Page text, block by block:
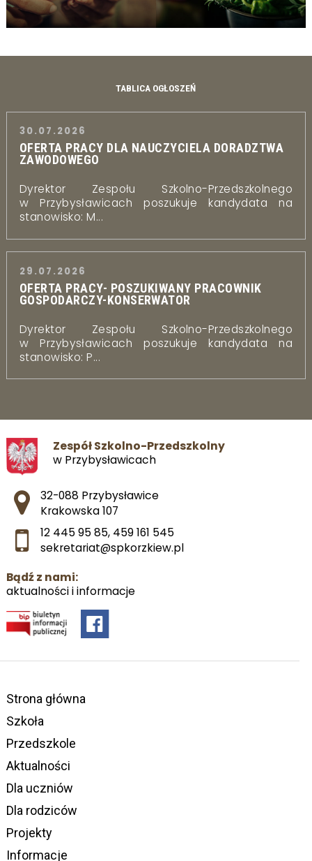
TABLICA OGŁOSZEŃ
30.07.2026
OFERTA PRACY DLA NAUCZYCIELA DORADZTWA
ZAWODOWEGO
Dyrektor Zespołu Szkolno-Przedszkolnego
w Przybysławicach poszukuje kandydata na
stanowisko: M...
29.07.2026
OFERTA PRACY- POSZUKIWANY PRACOWNIK
GOSPODARCZY-KONSERWATOR
Dyrektor Zespołu Szkolno-Przedszkolnego
w Przybysławicach poszukuje kandydata na
stanowisko: P...
Zespół Szkolno-Przedszkolny
w Przybysławicach
Adres pocztowy:
32-088 Przybysławice
Krakowska 107
12 445 95 85, 459 161 545
sekretariat@spkorzkiew.pl
Bądź z nami:
aktualności i informacje
Strona główna
Szkoła
Przedszkole
Aktualności
Dla uczniów
Dla rodziców
Projekty
Informacje